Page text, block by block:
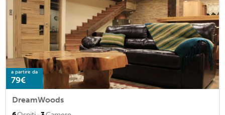
a partire da
79€
DreamWoods